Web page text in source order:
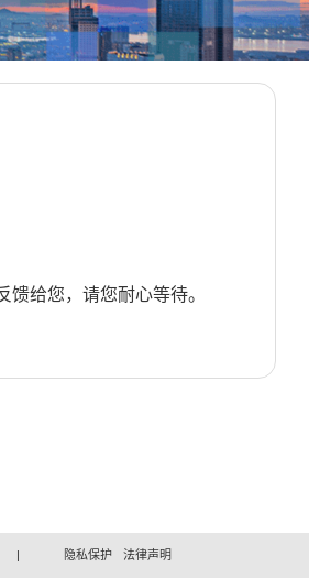
给您，请您耐心等待。
| 隐私保护 法律声明